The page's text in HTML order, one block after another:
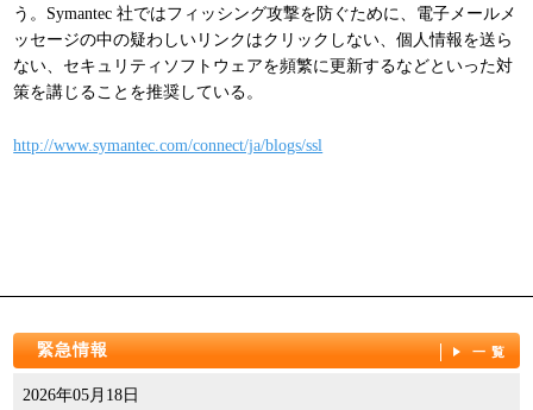
パンフレット
う。Symantec 社ではフィッシング攻撃を防ぐために、電子メールメ
ッセージの中の疑わしいリンクはクリックしない、個人情報を送ら
ない、セキュリティソフトウェアを頻繁に更新するなどといった対
策を講じることを推奨している。
http://www.symantec.com/connect/ja/blogs/ssl
緊急情報 一覧
2026年05月18日